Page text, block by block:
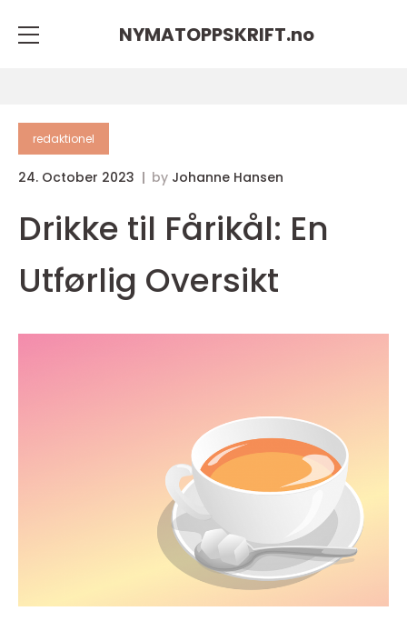
NYMATOPPSKRIFT.no
redaktionel
24. October 2023 by Johanne Hansen
Drikke til Fårikål: En
Utførlig Oversikt